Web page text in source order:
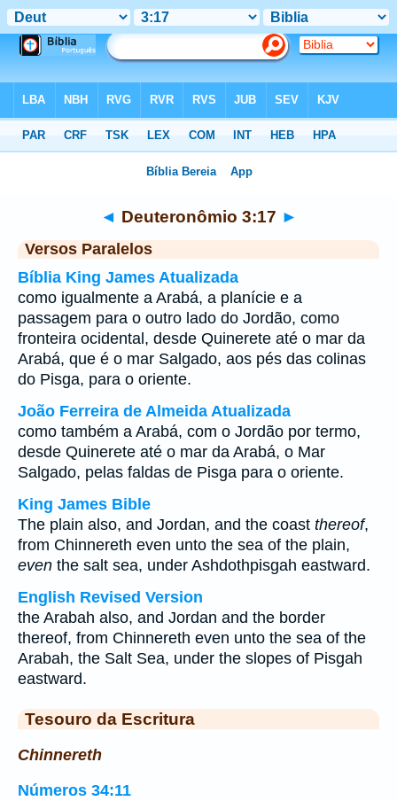
◄ Deuteronômio 3:17 ►
Versos Paralelos
Bíblia King James Atualizada
como igualmente a Arabá, a planície e a
passagem para o outro lado do Jordão, como
fronteira ocidental, desde Quinerete até o mar da
Arabá, que é o mar Salgado, aos pés das colinas
do Pisga, para o oriente.
João Ferreira de Almeida Atualizada
como também a Arabá, com o Jordão por termo,
desde Quinerete até o mar da Arabá, o Mar
Salgado, pelas faldas de Pisga para o oriente.
King James Bible
The plain also, and Jordan, and the coast thereof,
from Chinnereth even unto the sea of the plain,
even the salt sea, under Ashdothpisgah eastward.
English Revised Version
the Arabah also, and Jordan and the border
thereof, from Chinnereth even unto the sea of the
Arabah, the Salt Sea, under the slopes of Pisgah
eastward.
Tesouro da Escritura
Chinnereth
Números 34:11